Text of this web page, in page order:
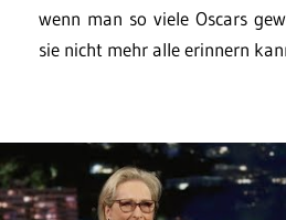
wenn man so viele Oscars
sie nicht mehr alle erinnern